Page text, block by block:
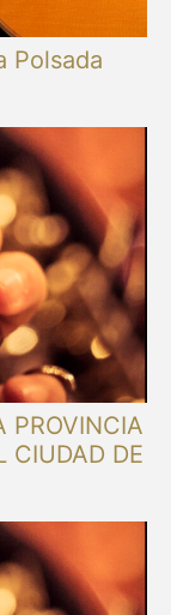
Polsada
PROVINCIA
CIUDAD DE